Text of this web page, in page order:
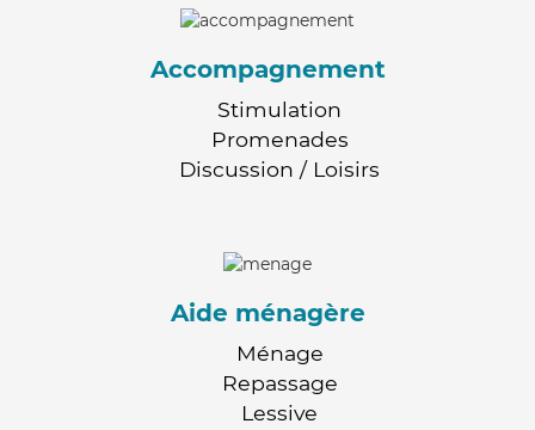
Accompagnement
Stimulation
Promenades
Discussion / Loisirs
Aide ménagère
Ménage
Repassage
Lessive